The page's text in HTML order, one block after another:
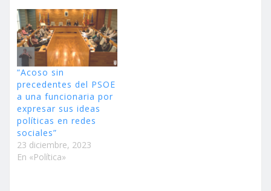
“Acoso sin
precedentes del PSOE
a una funcionaria por
expresar sus ideas
políticas en redes
sociales”
23 diciembre, 2023
En «Política»